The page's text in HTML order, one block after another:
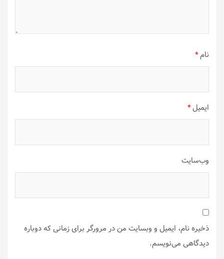
نام*
ایمیل*
وب‌سایت
ذخیره نام، ایمیل و وبسایت من در مرورگر برای زمانی که دوباره
دیدگاهی می‌نویسم.